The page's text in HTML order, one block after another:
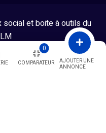
COMPARATEUR
0
AJOUTER UNE
ANNONCE
social et boite à outils du
par GG Team